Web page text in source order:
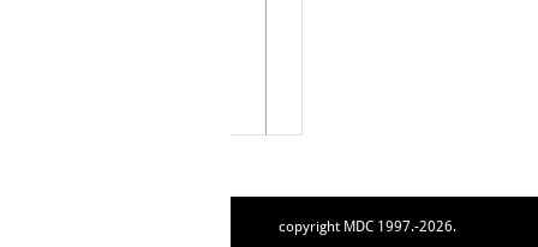
copyright MDC 1997.-2026.